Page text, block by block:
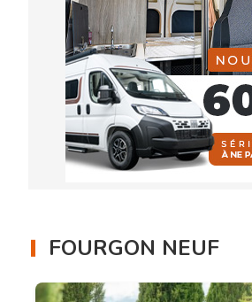
FOURGON NEUF